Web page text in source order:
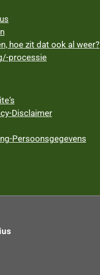
hoe zit dat ook al weer?
processie
Disclaimer
Persoonsgegevens